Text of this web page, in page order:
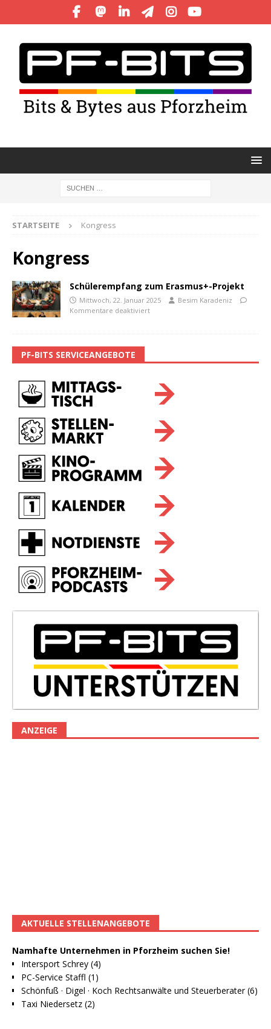
STARTSEITE Kongress
Kongress
Schülerempfang zum Erasmus+-Projekt
Mittwoch, 22. Januar 2025
Besim Karadeniz
Kommentare deaktiviert
PF-BITS SERVICEANGEBOTE
ANZEIGE
AKTUELLE STELLENANGEBOTE
Namhafte Unternehmen in Pforzheim suchen Sie!
Intersport Schrey (4)
PC-Service Staffl (1)
Schönfuß · Digel · Koch Rechtsanwälte und Steuerberater (6)
Taxi Niedersetz (2)